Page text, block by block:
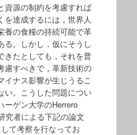
源の制約を考慮すれば
を達成するには，世界人
養の食糧の持続可能で革
る。しかし，仮にそうし
きたとしても，それを普
慮すべきで，革新技術の
イナス影響が生じうるこ
い。こうした問題につい
ーゲン大学のHerrero
究者による下記の論文
て考察を行なってお